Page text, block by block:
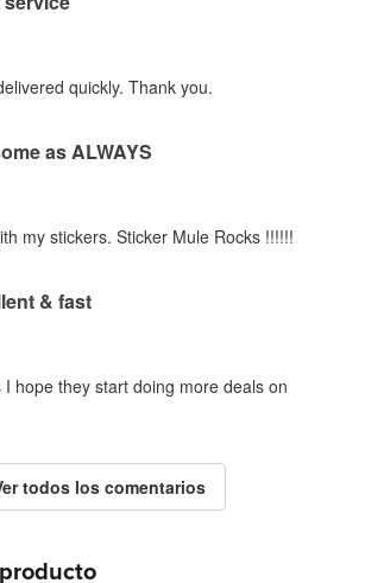
quickly. Thank you.
as ALWAYS
my stickers. Sticker Mule Rocks !!!!!!
& fast
I hope they start doing more deals on
todos los comentarios